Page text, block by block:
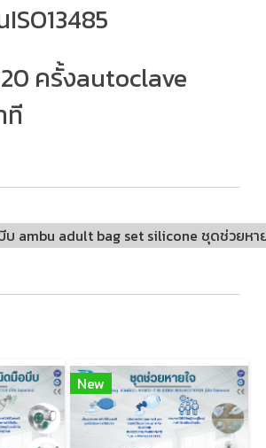
20 ครั้งautoclave
ที
ambu adult bag set silicone ชุดช่วยหา
New